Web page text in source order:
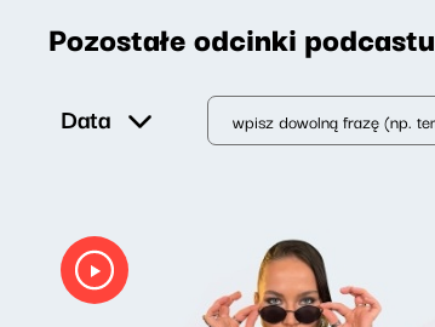
Pozostałe odcinki podcastu
Data